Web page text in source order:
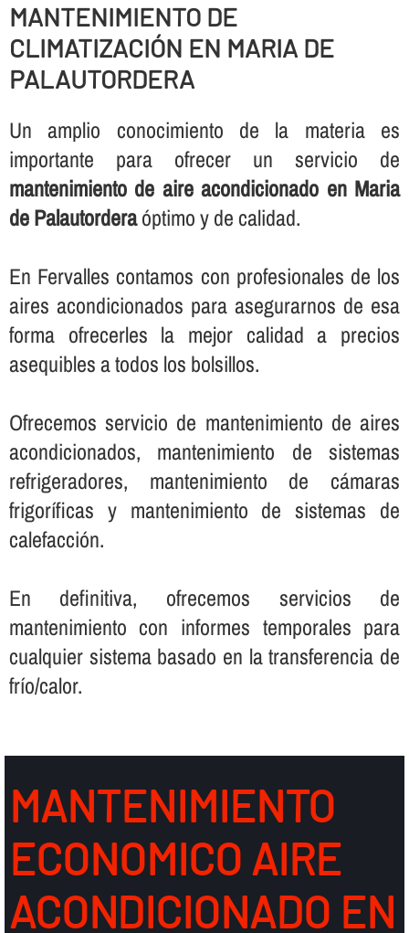
MANTENIMIENTO DE
CLIMATIZACIÓN EN MARIA DE
PALAUTORDERA
Un amplio conocimiento de la materia es
importante para ofrecer un servicio de
mantenimiento de aire acondicionado en Maria
de Palautorderaóptimo y de calidad.
En Fervalles contamos con profesionales de los
aires acondicionados para asegurarnos de esa
forma ofrecerles la mejor calidad a precios
asequibles a todos los bolsillos.
Ofrecemos servicio de mantenimiento de aires
acondicionados, mantenimiento de sistemas
refrigeradores, mantenimiento de cámaras
frigorí­ficas y mantenimiento de sistemas de
calefacción.
En definitiva, ofrecemos servicios de
mantenimiento con informes temporales para
cualquier sistema basado en la transferencia de
frí­o/calor.
MANTENIMIENTO
ECONOMICO AIRE
ACONDICIONADO EN